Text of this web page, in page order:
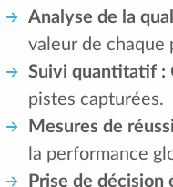
Analyse de la
valeur de chaque
Suivi quantitatif :
pistes capturées.
Mesures de
la performance
Prise de décision